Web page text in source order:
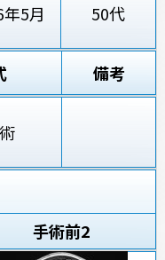
5月 50代
備考
手術前2